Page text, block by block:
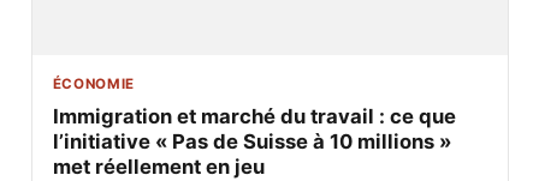
ÉCONOMIE
Immigration et marché du travail : ce que
l’initiative « Pas de Suisse à 10 millions »
met réellement en jeu